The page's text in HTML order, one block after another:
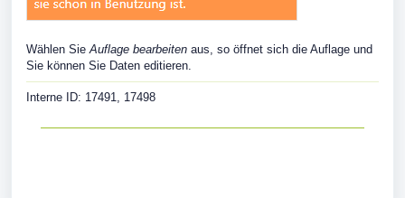
Wählen Sie Auflage bearbeiten aus, so öffnet sich die Auflage und
Sie können Sie Daten editieren.
Interne ID: 17491, 17498